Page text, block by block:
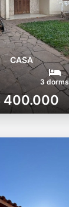
CASA
3 dorms
400.000